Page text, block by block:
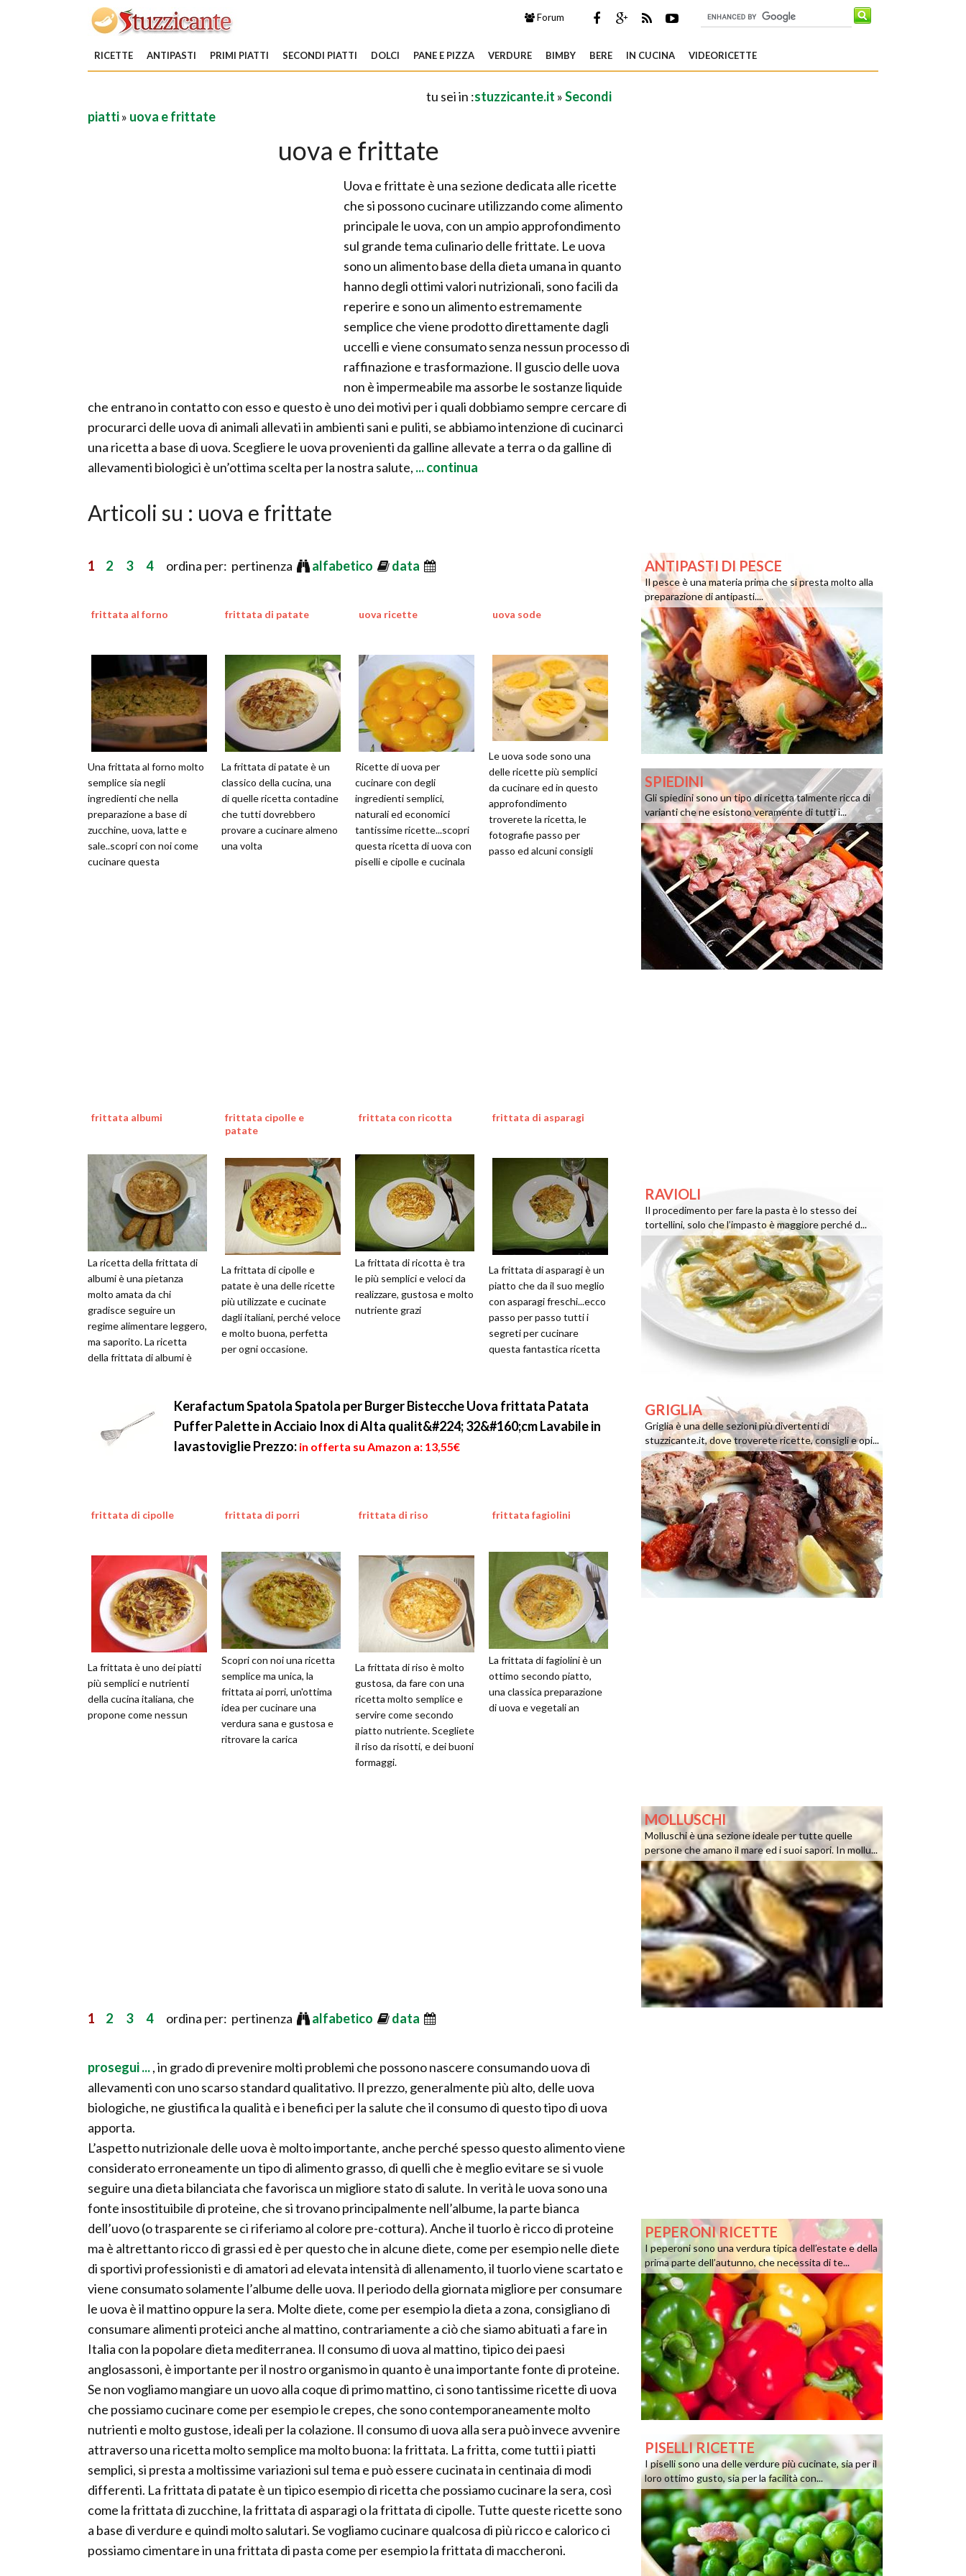
Forum
RICETTE ANTIPASTI PRIMI PIATTI SECONDI PIATTI DOLCI PANE E PIZZA VERDURE BIMBY BERE IN CUCINA VIDEORICETTE
tu sei in :stuzzicante.it »Secondi
piatti» uova e frittate
uova e frittate
Uova e frittate è una sezione dedicata alle ricette
che si possono cucinare utilizzando come alimento
principale le uova, con un ampio approfondimento
sul grande tema culinario delle frittate. Le uova
sono un alimento base della dieta umana in quanto
hanno degli ottimi valori nutrizionali, sono facili da
reperire e sono un alimento estremamente
semplice che viene prodotto direttamente dagli
uccelli e viene consumato senza nessun processo di
raffinazione e trasformazione. Il guscio delle uova
non è impermeabile ma assorbe le sostanze liquide
che entrano in contatto con esso e questo è uno dei motivi per i quali dobbiamo sempre cercare di
procurarci delle uova di animali allevati in ambienti sani e puliti, se abbiamo intenzione di cucinarci
una ricetta a base di uova. Scegliere le uova provenienti da galline allevate a terra o da galline di
allevamenti biologici è un’ottima scelta per la nostra salute, ... continua
Articoli su : uova e frittate
1 2 3 4ordina per: pertinenza alfabetico data
frittata al forno
Una frittata al forno molto
semplice sia negli
ingredienti che nella
preparazione a base di
zucchine, uova, latte e
sale..scopri con noi come
cucinare questa
frittata di patate
La frittata di patate è un
classico della cucina, una
di quelle ricetta contadine
che tutti dovrebbero
provare a cucinare almeno
una volta
uova ricette
Ricette di uova per
cucinare con degli
ingredienti semplici,
naturali ed economici
tantissime ricette...scopri
questa ricetta di uova con
piselli e cipolle e cucinala
uova sode
Le uova sode sono una
delle ricette più semplici
da cucinare ed in questo
approfondimento
troverete la ricetta, le
fotografie passo per
passo ed alcuni consigli
frittata albumi
La ricetta della frittata di
albumi è una pietanza
molto amata da chi
gradisce seguire un
regime alimentare leggero,
ma saporito. La ricetta
della frittata di albumi è
frittata cipolle e
patate
La frittata di cipolle e
patate è una delle ricette
più utilizzate e cucinate
dagli italiani, perché veloce
e molto buona, perfetta
per ogni occasione.
frittata con ricotta
La frittata di ricotta è tra
le più semplici e veloci da
realizzare, gustosa e molto
nutriente grazi
frittata di asparagi
La frittata di asparagi è un
piatto che da il suo meglio
con asparagi freschi...ecco
passo per passo tutti i
segreti per cucinare
questa fantastica ricetta
Kerafactum Spatola Spatola per Burger Bistecche Uova frittata Patata
Puffer Palette in Acciaio Inox di Alta qualit&#224; 32&#160;cm Lavabile in
lavastovigliePrezzo: in offerta su Amazon a: 13,55€
frittata di cipolle
La frittata è uno dei piatti
più semplici e nutrienti
della cucina italiana, che
propone come nessun
frittata di porri
Scopri con noi una ricetta
semplice ma unica, la
frittata ai porri, un'ottima
idea per cucinare una
verdura sana e gustosa e
ritrovare la carica
frittata di riso
La frittata di riso è molto
gustosa, da fare con una
ricetta molto semplice e
servire come secondo
piatto nutriente. Scegliete
il riso da risotti, e dei buoni
formaggi.
frittata fagiolini
La frittata di fagiolini è un
ottimo secondo piatto,
una classica preparazione
di uova e vegetali an
1 2 3 4ordina per: pertinenza alfabetico data
prosegui ..., in grado di prevenire molti problemi che possono nascere consumando uova di
allevamenti con uno scarso standard qualitativo. Il prezzo, generalmente più alto, delle uova
biologiche, ne giustifica la qualità e i benefici per la salute che il consumo di questo tipo di uova
apporta.
L’aspetto nutrizionale delle uova è molto importante, anche perché spesso questo alimento viene
considerato erroneamente un tipo di alimento grasso, di quelli che è meglio evitare se si vuole
seguire una dieta bilanciata che favorisca un migliore stato di salute. In verità le uova sono una
fonte insostituibile di proteine, che si trovano principalmente nell’albume, la parte bianca
dell’uovo (o trasparente se ci riferiamo al colore pre-cottura). Anche il tuorlo è ricco di proteine
ma è altrettanto ricco di grassi ed è per questo che in alcune diete, come per esempio nelle diete
di sportivi professionisti e di amatori ad elevata intensità di allenamento, il tuorlo viene scartato e
viene consumato solamente l’albume delle uova. Il periodo della giornata migliore per consumare
le uova è il mattino oppure la sera. Molte diete, come per esempio la dieta a zona, consigliano di
consumare alimenti proteici anche al mattino, contrariamente a ciò che siamo abituati a fare in
Italia con la popolare dieta mediterranea. Il consumo di uova al mattino, tipico dei paesi
anglosassoni, è importante per il nostro organismo in quanto è una importante fonte di proteine.
Se non vogliamo mangiare un uovo alla coque di primo mattino, ci sono tantissime ricette di uova
che possiamo cucinare come per esempio le crepes, che sono contemporaneamente molto
nutrienti e molto gustose, ideali per la colazione. Il consumo di uova alla sera può invece avvenire
attraverso una ricetta molto semplice ma molto buona: la frittata. La fritta, come tutti i piatti
semplici, si presta a moltissime variazioni sul tema e può essere cucinata in centinaia di modi
differenti. La frittata di patate è un tipico esempio di ricetta che possiamo cucinare la sera, così
come la frittata di zucchine, la frittata di asparagi o la frittata di cipolle. Tutte queste ricette sono
a base di verdure e quindi molto salutari. Se vogliamo cucinare qualcosa di più ricco e calorico ci
possiamo cimentare in una frittata di pasta come per esempio la frittata di maccheroni.
ANTIPASTI DI PESCE
Il pesce è una materia prima che si presta molto alla
preparazione di antipasti....
SPIEDINI
Gli spiedini sono un tipo di ricetta talmente ricca di
varianti che ne esistono veramente di tutti i...
RAVIOLI
Il procedimento per fare la pasta è lo stesso dei
tortellini, solo che l’impasto è maggiore perché d...
GRIGLIA
Griglia è una delle sezioni più divertenti di
stuzzicante.it, dove troverete ricette, consigli e opi...
MOLLUSCHI
Molluschi è una sezione ideale per tutte quelle
persone che amano il mare ed i suoi sapori. In mollu...
PEPERONI RICETTE
I peperoni sono una verdura tipica dell’estate e della
prima parte dell’autunno, che necessita di te...
PISELLI RICETTE
I piselli sono una delle verdure più cucinate, sia per il
loro ottimo gusto, sia per la facilità con...